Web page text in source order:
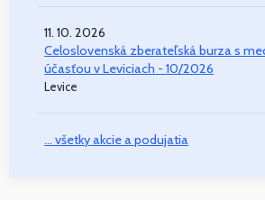
11. 10. 2026
Celoslovenská zberateľská burza s
účasťou v Leviciach - 10/2026
Levice
... všetky akcie a podujatia